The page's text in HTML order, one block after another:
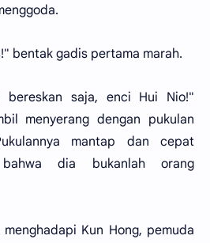
bentak gadis pertama marah.
bereskan saja, enci Hui Nio!"
menyerang dengan pukulan
mantap dan cepat
dia bukanlah orang
Kun Hong, pemuda